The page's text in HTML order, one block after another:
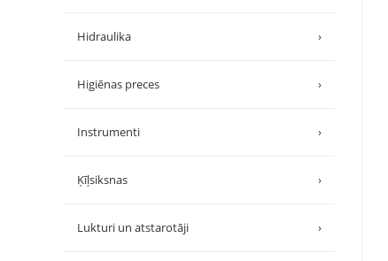
Hidraulika ›
Higiēnas preces ›
Instrumenti ›
Ķīļsiksnas ›
Lukturi un atstarotāji ›